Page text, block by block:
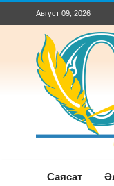
Август 09, 2026
Саясат